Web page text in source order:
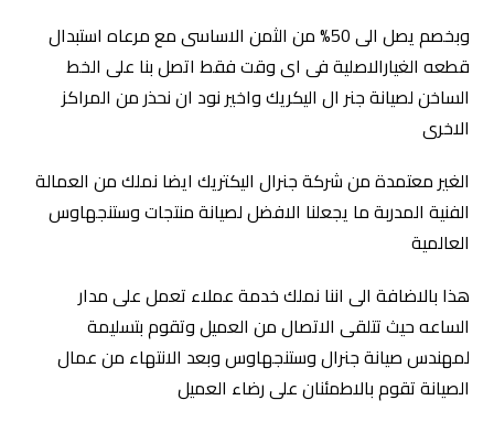
وبخصم يصل الى 50% من الثمن الاساسى مع مرعاه استبدال
قطعه الغيارالاصلية فى اى وقت فقط اتصل بنا على الخط
الساخن لصيانة جنر ال اليكريك واخير نود ان نحذر من المراكز
الاخرى
الغير معتمدة من شركة جنرال اليكتريك ايضا نملك من العمالة
الفنية المدربة ما يجعلنا الافضل لصيانة منتجات وستنجهاوس
العالمية
هذا بالاضافة الى اننا نملك خدمة عملاء تعمل على مدار
الساعه حيث تتلقى الاتصال من العميل وتقوم بتسليمة
لمهندس صيانة جنرال وستنجهاوس وبعد الانتهاء من عمال
الصيانة تقوم بالاطمئنان على رضاء العميل